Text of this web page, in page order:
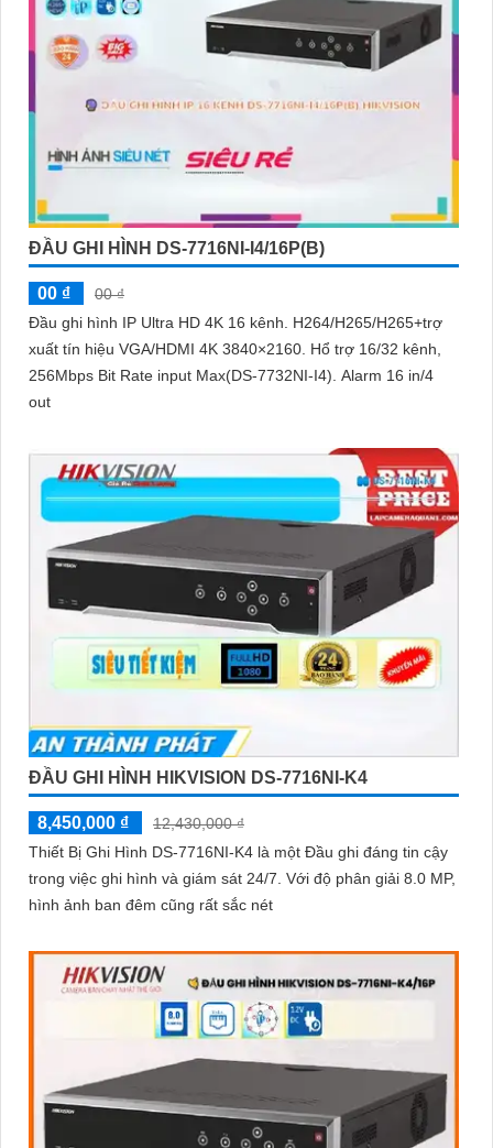
ĐẦU GHI HÌNH DS-7716NI-I4/16P(B)
00 ₫
00 ₫
Đầu ghi hình IP Ultra HD 4K 16 kênh. H264/H265/H265+trợ
xuất tín hiệu VGA/HDMI 4K 3840×2160. Hổ trợ 16/32 kênh,
256Mbps Bit Rate input Max(DS-7732NI-I4). Alarm 16 in/4
out
ĐẦU GHI HÌNH HIKVISION DS-7716NI-K4
8,450,000 ₫
12,430,000 ₫
Thiết Bị Ghi Hình DS-7716NI-K4 là một Đầu ghi đáng tin cậy
trong việc ghi hình và giám sát 24/7. Với độ phân giải 8.0 MP,
hình ảnh ban đêm cũng rất sắc nét